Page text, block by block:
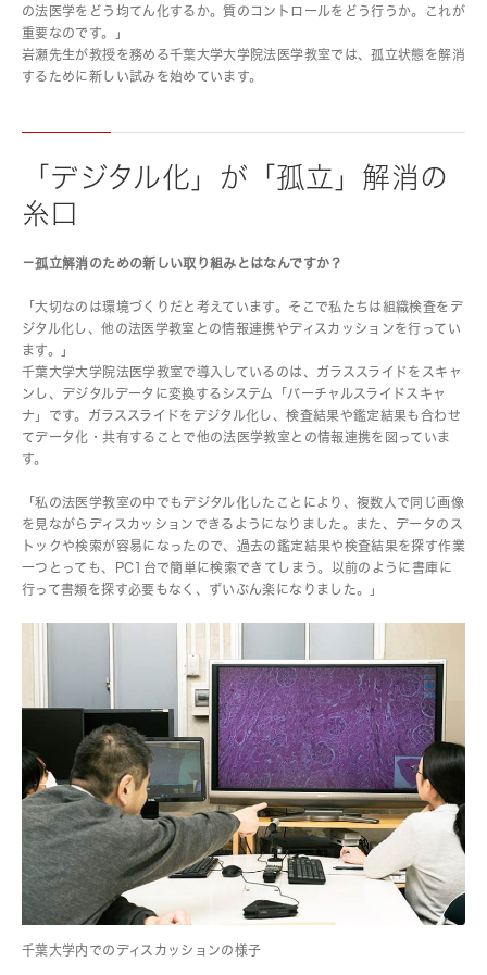
の法医学をどう均てん化するか。質のコントロールをどう行うか。これが
重要なのです。」
岩瀬先生が教授を務める千葉大学大学院法医学教室では、孤立状態を解消
するために新しい試みを始めています。
「デジタル化」が「孤立」解消の
糸口
－孤立解消のための新しい取り組みとはなんですか？
「大切なのは環境づくりだと考えています。そこで私たちは組織検査をデ
ジタル化し、他の法医学教室との情報連携やディスカッションを行ってい
ます。」
千葉大学大学院法医学教室で導入しているのは、ガラススライドをスキャ
ンし、デジタルデータに変換するシステム「バーチャルスライドスキャ
ナ」です。ガラススライドをデジタル化し、検査結果や鑑定結果も合わせ
てデータ化・共有することで他の法医学教室との情報連携を図っていま
す。
「私の法医学教室の中でもデジタル化したことにより、複数人で同じ画像
を見ながらディスカッションできるようになりました。また、データのス
トックや検索が容易になったので、過去の鑑定結果や検査結果を探す作業
一つとっても、PC1台で簡単に検索できてしまう。以前のように書庫に
行って書類を探す必要もなく、ずいぶん楽になりました。」
千葉大学内でのディスカッションの様子